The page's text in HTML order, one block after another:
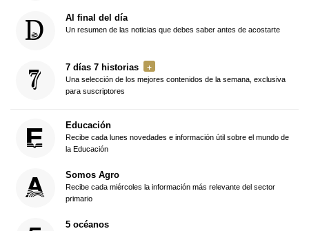
Al final del día
Un resumen de las noticias que debes saber antes de acostarte
7 días 7 historias
Una selección de los mejores contenidos de la semana, exclusiva
para suscriptores
Educación
Recibe cada lunes novedades e información útil sobre el mundo de
la Educación
Somos Agro
Recibe cada miércoles la información más relevante del sector
primario
5 océanos